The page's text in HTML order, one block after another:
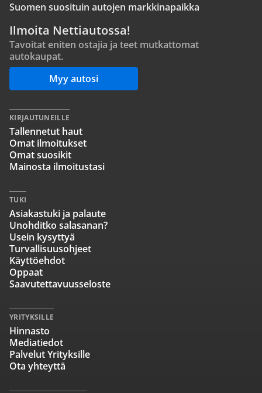
Suomen suosituin autojen markkinapaikka
Ilmoita Nettiautossa!
Tavoitat eniten ostajia ja teet mutkattomat
autokaupat.
Myy autosi
KIRJAUTUNEILLE
Tallennetut haut
Omat ilmoitukset
Omat suosikit
Mainosta ilmoitustasi
TUKI
Asiakastuki ja palaute
Unohditko salasanan?
Usein kysyttyä
Turvallisuusohjeet
Käyttöehdot
Oppaat
Saavutettavuusseloste
YRITYKSILLE
Hinnasto
Mediatiedot
Palvelut Yrityksille
Ota yhteyttä